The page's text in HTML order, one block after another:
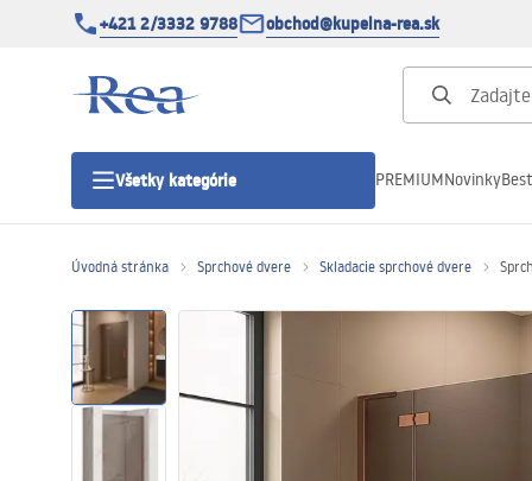
+421 2/3332 9788 obchod@kupelna-rea.sk
Všetky kategórie
Sprchové dvere
PREMIUMNovinky
Úvodná stránka Sprchové dvere Skladacie sprchové dvere